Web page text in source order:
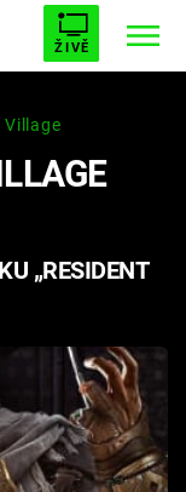
ŽIVĚ
UPÍRŮ
Village
„RESIDENT